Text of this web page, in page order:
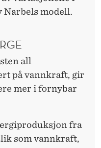
Narbels modell.
all
på vannkraft, gir
mer i fornybar
fra
som vannkraft,